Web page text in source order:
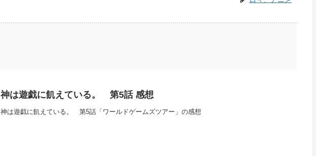
神は遊戯に飢えている。 第5話 感想
神は遊戯に飢えている。 第5話「ワールドゲームズツアー」の感想